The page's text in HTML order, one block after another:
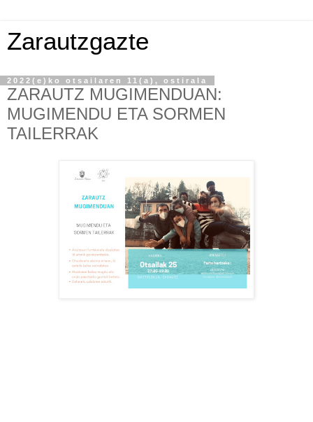
Zarautzgazte
2022(e)ko otsailaren 11(a), ostirala
ZARAUTZ MUGIMENDUAN:
MUGIMENDU ETA SORMEN
TAILERRAK